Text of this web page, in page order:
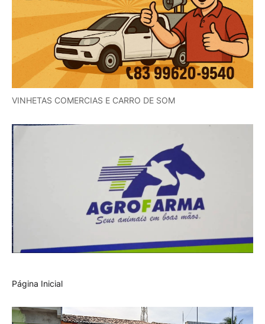
VINHETAS COMERCIAS E CARRO DE SOM
Página Inicial